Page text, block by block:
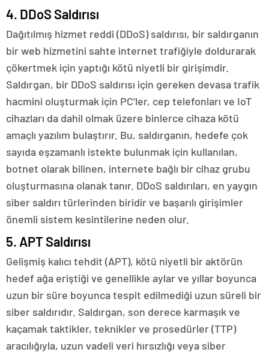
4. DDoS Saldırısı
Dağıtılmış hizmet reddi (DDoS) saldırısı, bir saldırganın
bir web hizmetini sahte internet trafiğiyle doldurarak
çökertmek için yaptığı kötü niyetli bir girişimdir.
Saldırgan, bir DDoS saldırısı için gereken devasa trafik
hacmini oluşturmak için PC’ler, cep telefonları ve IoT
cihazları da dahil olmak üzere binlerce cihaza kötü
amaçlı yazılım bulaştırır. Bu, saldırganın, hedefe çok
sayıda eşzamanlı istekte bulunmak için kullanılan,
botnet olarak bilinen, internete bağlı bir cihaz grubu
oluşturmasına olanak tanır. DDoS saldırıları, en yaygın
siber saldırı türlerinden biridir ve başarılı girişimler
önemli sistem kesintilerine neden olur.
5. APT Saldırısı
Gelişmiş kalıcı tehdit (APT), kötü niyetli bir aktörün
hedef ağa eriştiği ve genellikle aylar ve yıllar boyunca
uzun bir süre boyunca tespit edilmediği uzun süreli bir
siber saldırıdır. Saldırgan, son derece karmaşık ve
kaçamak taktikler, teknikler ve prosedürler (TTP)
aracılığıyla, uzun vadeli veri hırsızlığı veya siber